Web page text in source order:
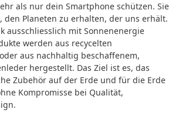
als nur dein Smartphone schützen. Sie
den Planeten zu erhalten, der uns erhält.
ausschliesslich mit Sonnenenergie
werden aus recycelten
aus nachhaltig beschaffenem,
hergestellt. Das Ziel ist es, das
Zubehör auf der Erde und für die Erde
Kompromisse bei Qualität,